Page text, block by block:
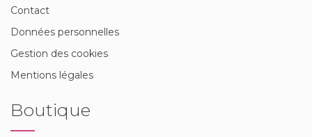
Contact
Données personnelles
Gestion des cookies
Mentions légales
Boutique